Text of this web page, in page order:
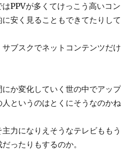
PPVが多くてけっこう高いコ
安く見ることもできてたりし
ブスクでネットコンテンツだ
か変化していく世の中でアッ
というのはとくにそうなのか
主力になりえそうなテレビも
ったりもするのか。